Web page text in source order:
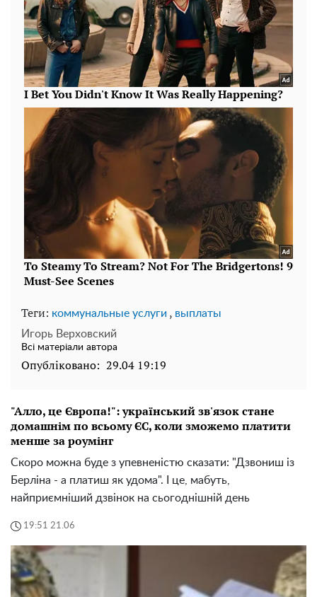
Теги: коммунальные услуги , выплаты
Игорь Верховский
Всі матеріали автора
Опубліковано: 29.04 19:19
"Алло, це Європа!": український зв'язок стане
домашнім по всьому ЄС, коли зможемо платити
менше за роумінг
Скоро можна буде з упевненістю сказати: "Дзвониш із
Берліна - а платиш як удома". І це, мабуть,
найприємніший дзвінок на сьогоднішній день
19:51 21.06